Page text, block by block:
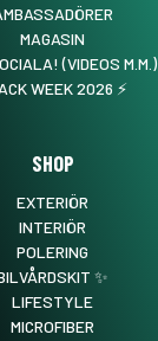
MAGASIN
(VIDEOS M.M.)
WEEK 2026 ⚡️
SHOP
EXTERIÖR
INTERIÖR
POLERING
✨
LIFESTYLE
MICROFIBER